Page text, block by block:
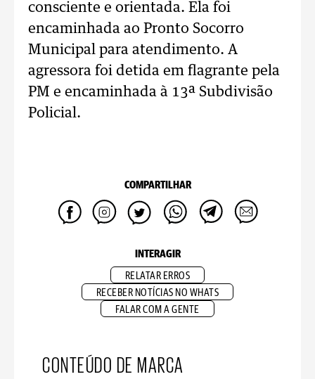
consciente e orientada. Ela foi
encaminhada ao Pronto Socorro
Municipal para atendimento. A
agressora foi detida em flagrante pela
PM e encaminhada à 13ª Subdivisão
Policial.
COMPARTILHAR
INTERAGIR
RELATAR ERROS
RECEBER NOTÍCIAS NO WHATS
FALAR COM A GENTE
CONTEÚDO DE MARCA